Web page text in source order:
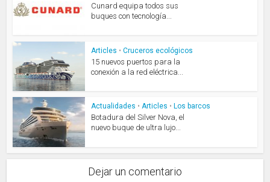
Cunard equipa todos sus
buques con tecnología...
Articles • Cruceros ecológicos
15 nuevos puertos para la
conexión a la red eléctrica...
Actualidades • Articles • Los barcos
Botadura del Silver Nova, el
nuevo buque de ultra lujo...
Dejar un comentario